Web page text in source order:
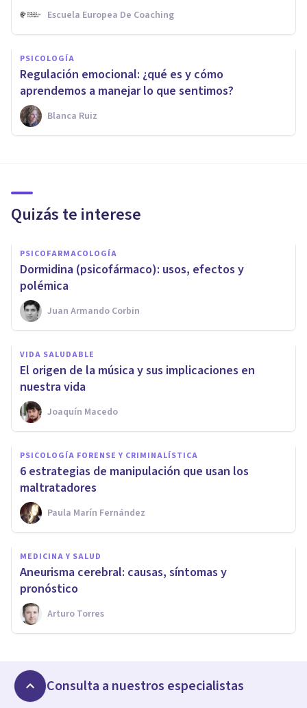
Escuela Europea De Coaching
PSICOLOGÍA
Regulación emocional: ¿qué es y cómo
aprendemos a manejar lo que sentimos?
Blanca Ruiz
Quizás te interese
PSICOFARMACOLOGÍA
​Dormidina (psicofármaco): usos, efectos y
polémica
Juan Armando Corbin
VIDA SALUDABLE
​El origen de la música y sus implicaciones en
nuestra vida
Joaquín Macedo
PSICOLOGÍA FORENSE Y CRIMINALÍSTICA
​6 estrategias de manipulación que usan los
maltratadores
Paula Marín Fernández
MEDICINA Y SALUD
​Aneurisma cerebral: causas, síntomas y
pronóstico
Arturo Torres
Consulta a nuestros especialistas